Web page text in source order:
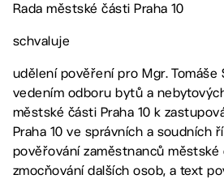
Rada městské části Praha 10
schvaluje
udělení pověření pro Mgr. Tomáše
vedením odboru bytů a
městské části Praha 10 k
Praha 10 ve správních a soudních
pověřování zaměstnanců městské
zmocňování dalších osob, a text